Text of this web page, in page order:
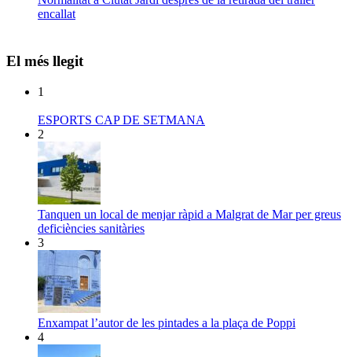
encallat
El més llegit
1
ESPORTS CAP DE SETMANA
2
Tanquen un local de menjar ràpid a Malgrat de Mar per greus
deficiències sanitàries
3
Enxampat l’autor de les pintades a la plaça de Poppi
4